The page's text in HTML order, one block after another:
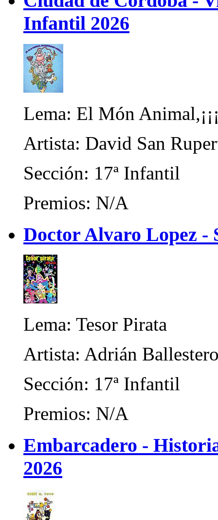
Infantil 2026
Lema: El Món
Artista: David San
Sección: 17ª Infantil
Premios: N/A
Doctor Alvaro Lopez -
Lema: Tesor Pirata
Artista: Adrián
Sección: 17ª Infantil
Premios: N/A
Embarcadero -
2026